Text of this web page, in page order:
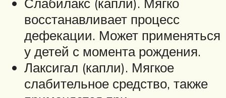
восстанавливает процесс
дефекации. Может применяться
у детей с момента рождения.
Лаксигал (капли). Мягкое
слабительное средство, также